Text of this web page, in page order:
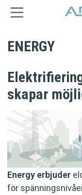
ENERGY
skapar
Energy erbjuder
för